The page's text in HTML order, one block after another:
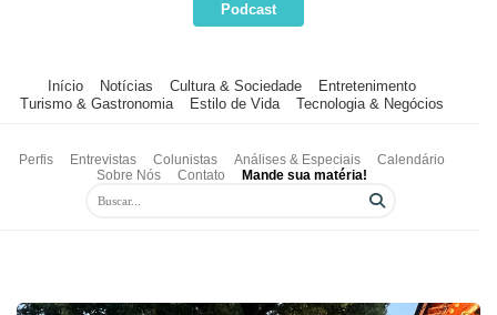
Podcast
Início Notícias Cultura & Sociedade
Entretenimento
Turismo & Gastronomia
Estilo de Vida Tecnologia & Negócios
Perfis Entrevistas Colunistas Análises & Especiais
Calendário
Sobre Nós
Contato Mande sua matéria!